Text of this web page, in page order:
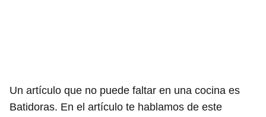
Un artículo que no puede faltar en una cocina es
Batidoras. En el artículo te hablamos de este